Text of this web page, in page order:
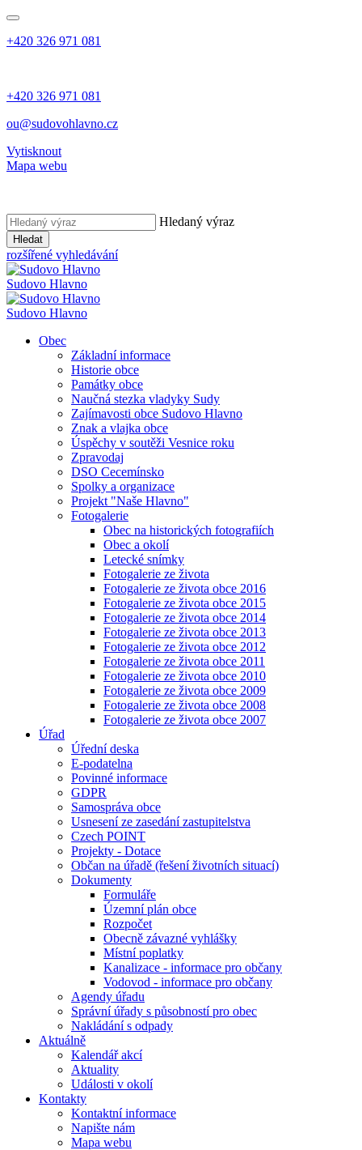
+420 326 971 081
+420 326 971 081
ou@sudovohlavno.cz
Vytisknout
Mapa webu
Hledaný výraz
Hledat
rozšířené vyhledávání
Sudovo Hlavno
Sudovo Hlavno
Obec
Základní informace
Historie obce
Památky obce
Naučná stezka vladyky Sudy
Zajímavosti obce Sudovo Hlavno
Znak a vlajka obce
Úspěchy v soutěži Vesnice roku
Zpravodaj
DSO Cecemínsko
Spolky a organizace
Projekt "Naše Hlavno"
Fotogalerie
Obec na historických fotografiích
Obec a okolí
Letecké snímky
Fotogalerie ze života
Fotogalerie ze života obce 2016
Fotogalerie ze života obce 2015
Fotogalerie ze života obce 2014
Fotogalerie ze života obce 2013
Fotogalerie ze života obce 2012
Fotogalerie ze života obce 2011
Fotogalerie ze života obce 2010
Fotogalerie ze života obce 2009
Fotogalerie ze života obce 2008
Fotogalerie ze života obce 2007
Úřad
Úřední deska
E-podatelna
Povinné informace
GDPR
Samospráva obce
Usnesení ze zasedání zastupitelstva
Czech POINT
Projekty - Dotace
Občan na úřadě (řešení životních situací)
Dokumenty
Formuláře
Územní plán obce
Rozpočet
Obecně závazné vyhlášky
Místní poplatky
Kanalizace - informace pro občany
Vodovod - informace pro občany
Agendy úřadu
Správní úřady s působností pro obec
Nakládání s odpady
Aktuálně
Kalendář akcí
Aktuality
Události v okolí
Kontakty
Kontaktní informace
Napište nám
Mapa webu